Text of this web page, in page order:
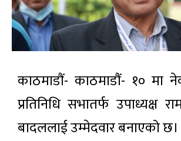
काठमाडौं- काठमाडौं- १० मा
प्रतिनिधि सभातर्फ उपाध्यक्ष
बादललाई उम्मेदवार बनाएको छ।